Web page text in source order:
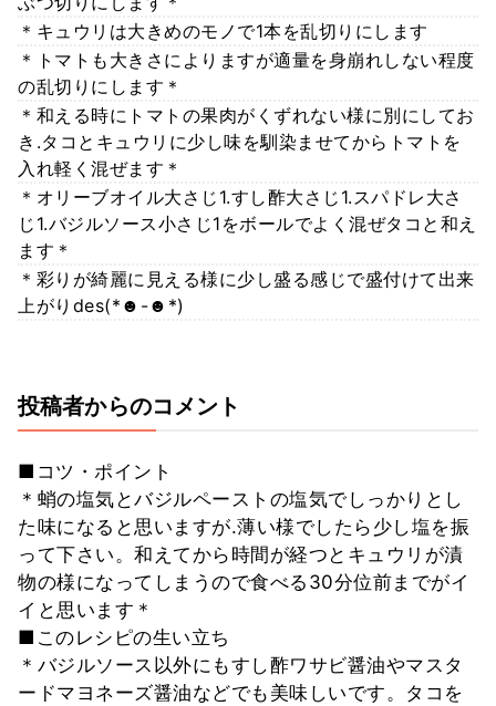
＊キュウリは大きめのモノで1本を乱切りにします
＊トマトも大きさによりますが適量を身崩れしない程度
の乱切りにします＊
＊和える時にトマトの果肉がくずれない様に別にしてお
き.タコとキュウリに少し味を馴染ませてからトマトを
入れ軽く混ぜます＊
＊オリーブオイル大さじ1.すし酢大さじ1.スパドレ大さ
じ1.バジルソース小さじ1をボールでよく混ぜタコと和え
ます＊
＊彩りが綺麗に見える様に少し盛る感じで盛付けて出来
上がりdes(*☻-☻*)
投稿者からのコメント
■コツ・ポイント
＊蛸の塩気とバジルペーストの塩気でしっかりとし
た味になると思いますが.薄い様でしたら少し塩を振
って下さい。和えてから時間が経つとキュウリが漬
物の様になってしまうので食べる30分位前までがイ
イと思います＊
■このレシピの生い立ち
＊バジルソース以外にもすし酢ワサビ醤油やマスタ
ードマヨネーズ醤油などでも美味しいです。タコを